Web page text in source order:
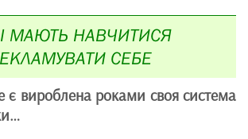
МАЮТЬ НАВЧИТИСЯ
СЕБЕ
є вироблена роками своя система